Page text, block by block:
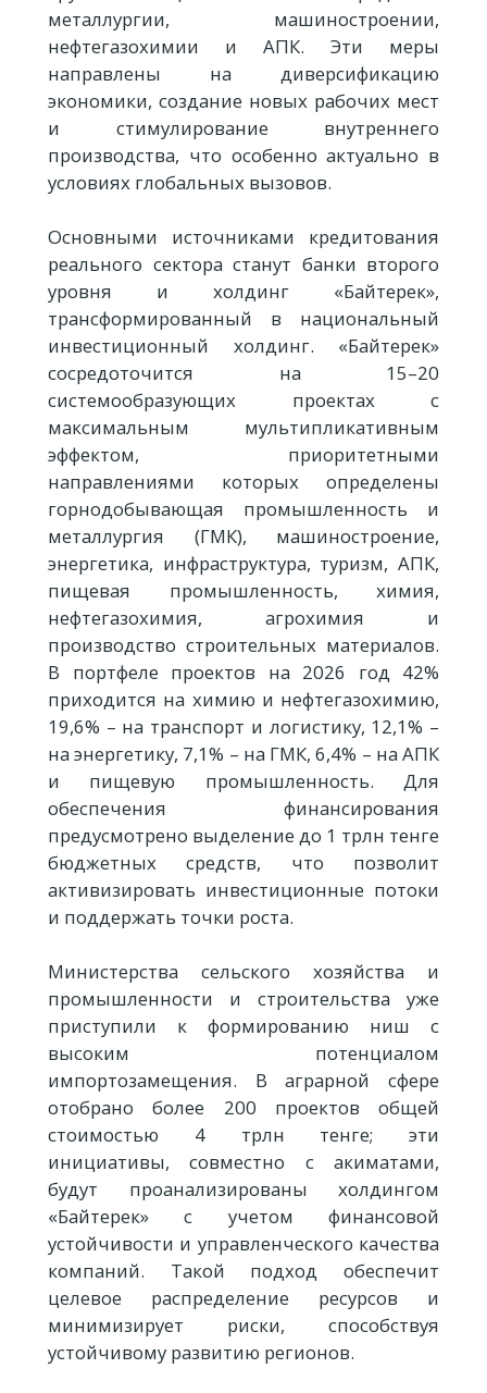
металлургии, машиностроении,
нефтегазохимии и АПК. Эти меры
направлены на диверсификацию
экономики, создание новых рабочих мест
и стимулирование внутреннего
производства, что особенно актуально в
условиях глобальных вызовов.
Основными источниками кредитования
реального сектора станут банки второго
уровня и холдинг «Байтерек»,
трансформированный в национальный
инвестиционный холдинг. «Байтерек»
сосредоточится на 15–20
системообразующих проектах с
максимальным мультипликативным
эффектом, приоритетными
направлениями которых определены
горнодобывающая промышленность и
металлургия (ГМК), машиностроение,
энергетика, инфраструктура, туризм, АПК,
пищевая промышленность, химия,
нефтегазохимия, агрохимия и
производство строительных материалов.
В портфеле проектов на 2026 год 42%
приходится на химию и нефтегазохимию,
19,6% – на транспорт и логистику, 12,1% –
на энергетику, 7,1% – на ГМК, 6,4% – на АПК
и пищевую промышленность. Для
обеспечения финансирования
предусмотрено выделение до 1 трлн тенге
бюджетных средств, что позволит
активизировать инвестиционные потоки
и поддержать точки роста.
Министерства сельского хозяйства и
промышленности и строительства уже
приступили к формированию ниш с
высоким потенциалом
импортозамещения. В аграрной сфере
отобрано более 200 проектов общей
стоимостью 4 трлн тенге; эти
инициативы, совместно с акиматами,
будут проанализированы холдингом
«Байтерек» с учетом финансовой
устойчивости и управленческого качества
компаний. Такой подход обеспечит
целевое распределение ресурсов и
минимизирует риски, способствуя
устойчивому развитию регионов.